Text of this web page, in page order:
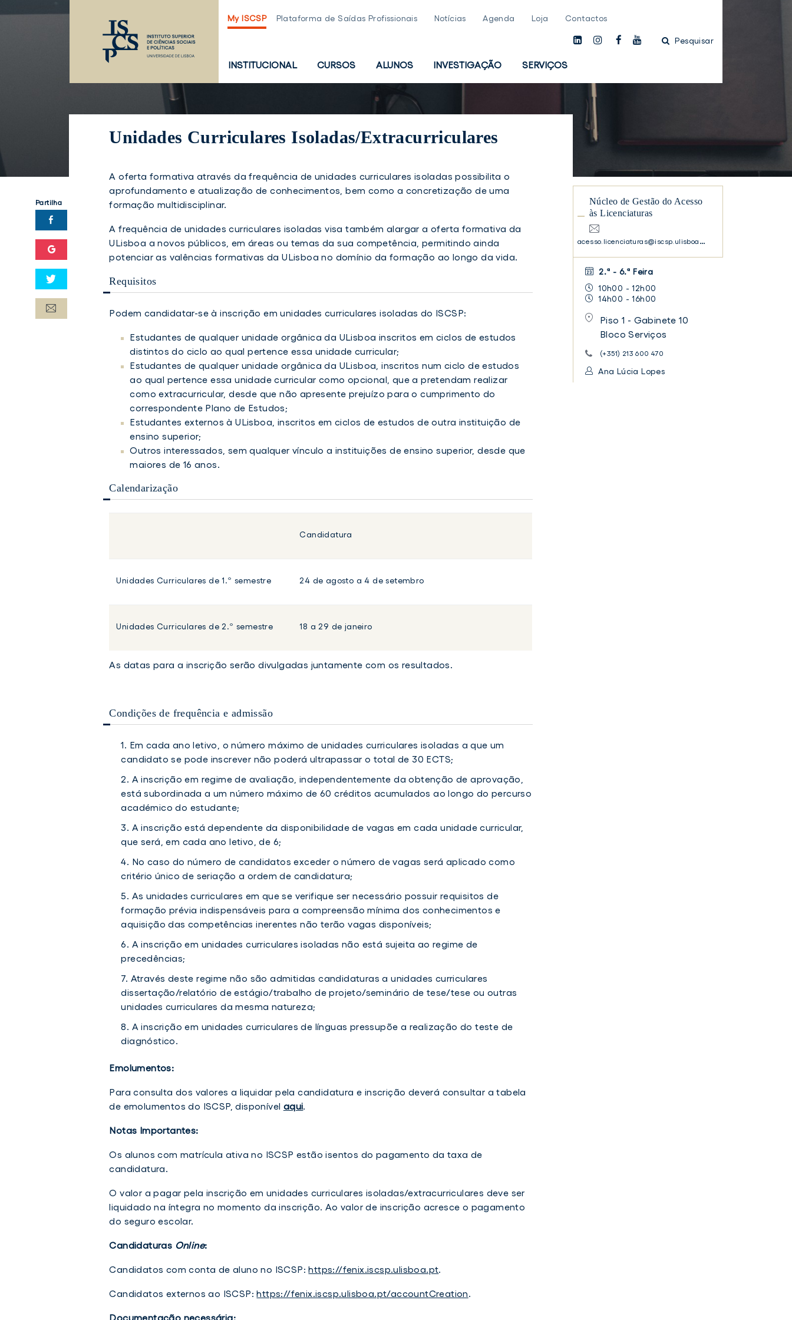
My ISCSP Plataforma de Saídas Profissionais Notícias Agenda Loja Contactos
linkedininstagamfacebook
youtubePesquisar
PÁGINA
PRINCIPAL
INSTITUCIONAL CURSOS ALUNOS INVESTIGAÇÃO SERVIÇOS
Partilha
Unidades Curriculares Isoladas/Extracurriculares
A oferta formativa através da frequência de unidades curriculares isoladas possibilita o
aprofundamento e atualização de conhecimentos, bem como a concretização de uma
formação multidisciplinar.
A frequência de unidades curriculares isoladas visa também alargar a oferta formativa da
ULisboa a novos públicos, em áreas ou temas da sua competência, permitindo ainda
potenciar as valências formativas da ULisboa no domínio da formação ao longo da vida.
Requisitos
Podem candidatar-se à inscrição em unidades curriculares isoladas do ISCSP:
Estudantes de qualquer unidade orgânica da ULisboa inscritos em ciclos de estudos
distintos do ciclo ao qual pertence essa unidade curricular;
Estudantes de qualquer unidade orgânica da ULisboa, inscritos num ciclo de estudos
ao qual pertence essa unidade curricular como opcional, que a pretendam realizar
como extracurricular, desde que não apresente prejuízo para o cumprimento do
correspondente Plano de Estudos;
Estudantes externos à ULisboa, inscritos em ciclos de estudos de outra instituição de
ensino superior;
Outros interessados, sem qualquer vínculo a instituições de ensino superior, desde que
maiores de 16 anos.
Calendarização
Candidatura
Unidades Curriculares de 1.º semestre 24 de agosto a 4 de setembro
Unidades Curriculares de 2.º semestre 18 a 29 de janeiro
As datas para a inscrição serão divulgadas juntamente com os resultados.
Condições de frequência e admissão
Em cada ano letivo, o número máximo de unidades curriculares isoladas a que um
candidato se pode inscrever não poderá ultrapassar o total de 30 ECTS;
A inscrição em regime de avaliação, independentemente da obtenção de aprovação,
está subordinada a um número máximo de 60 créditos acumulados ao longo do percurso
académico do estudante;
A inscrição está dependente da disponibilidade de vagas em cada unidade curricular,
que será, em cada ano letivo, de 6;
No caso do número de candidatos exceder o número de vagas será aplicado como
critério único de seriação a ordem de candidatura;
As unidades curriculares em que se verifique ser necessário possuir requisitos de
formação prévia indispensáveis para a compreensão mínima dos conhecimentos e
aquisição das competências inerentes não terão vagas disponíveis;
A inscrição em unidades curriculares isoladas não está sujeita ao regime de
precedências;
Através deste regime não são admitidas candidaturas a unidades curriculares
dissertação/relatório de estágio/trabalho de projeto/seminário de tese/tese ou outras
unidades curriculares da mesma natureza;
A inscrição em unidades curriculares de línguas pressupõe a realização do teste de
diagnóstico.
Emolumentos:
Para consulta dos valores a liquidar pela candidatura e inscrição deverá consultar a tabela
de emolumentos do ISCSP, disponível aqui.
Notas Importantes:
Os alunos com matrícula ativa no ISCSP estão isentos do pagamento da taxa de
candidatura.
O valor a pagar pela inscrição em unidades curriculares isoladas/extracurriculares deve ser
liquidado na íntegra no momento da inscrição. Ao valor de inscrição acresce o pagamento
do seguro escolar.
Candidaturas Online:
Candidatos com conta de aluno no ISCSP:https://fenix.iscsp.ulisboa.pt.
Candidatos externos ao ISCSP:https://fenix.iscsp.ulisboa.pt/accountCreation.
Documentação necessária:
Núcleo de Gestão do Acesso
às Licenciaturas
acesso.licenciaturas@iscsp.ulisboa.pt
2.ª - 6.ª Feira
10h00 - 12h00
14h00 - 16h00
Piso 1 - Gabinete 10
Bloco Serviços
(+351) 213 600 470
Ana Lúcia Lopes